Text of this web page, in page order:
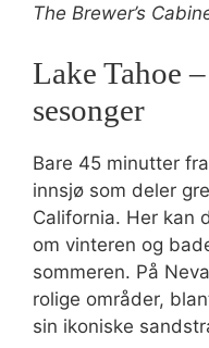
The Brewer’s
Lake Tahoe
sesonger
Bare 45 minutter
innsjø som deler
California. Her kan
om vinteren og
sommeren. På
rolige områder,
sin ikoniske